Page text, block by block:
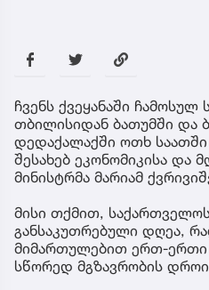
ჩვენს ქვეყანაში
თბილისიდან ბათუმში და
დედაქალაქში ოთხ საათში
შესახებ ეკონომიკისა და
მინისტრმა მარიამ
მისი თქმით,
განსაკუთრებული დღეა,
მიმართულებით ერთ-ერთი
სწორედ მგზავრობის